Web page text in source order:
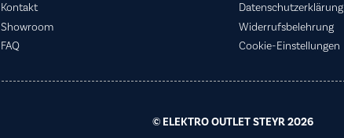
Kontakt
Showroom
FAQ
Datenschutzerklärung
Widerrufsbelehrung
Cookie-Einstellungen
© ELEKTRO OUTLET STEYR 2026